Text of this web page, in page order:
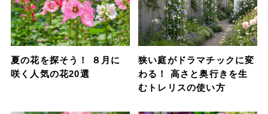
夏の花を探そう！ ８月に
咲く人気の花20選
狭い庭がドラマチックに変
わる！ 高さと奥行きを生
むトレリスの使い方